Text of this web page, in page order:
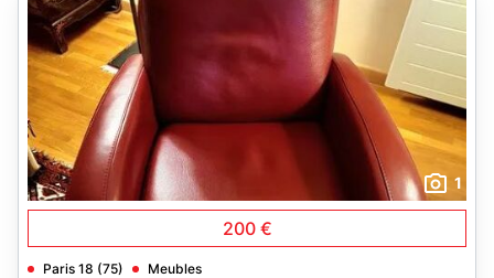
1
200 €
Paris 18 (75) Meubles